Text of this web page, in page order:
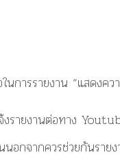
นการรายงาน “แสดงคว
งรายงานต่อทาง
อกจากควรช่วยกันราย